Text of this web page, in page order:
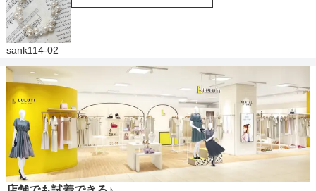
sank114-02